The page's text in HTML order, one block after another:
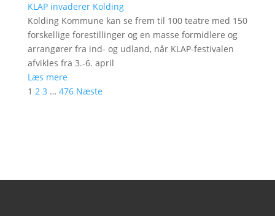
KLAP invaderer Kolding
Kolding Kommune kan se frem til 100 teatre med 150
forskellige forestillinger og en masse formidlere og
arrangører fra ind- og udland, når KLAP-festivalen
afvikles fra 3.-6. april
Læs mere
1 2 3 … 476 Næste